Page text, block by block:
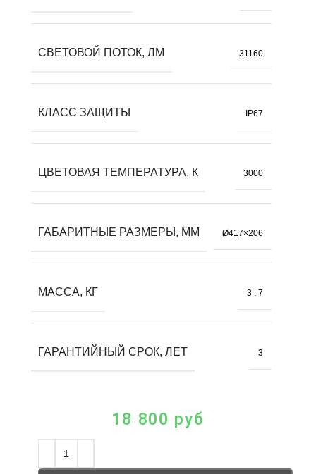
СВЕТОВОЙ ПОТОК, ЛМ 31160
КЛАСС ЗАЩИТЫ IP67
ЦВЕТОВАЯ ТЕМПЕРАТУРА, К 3000
ГАБАРИТНЫЕ РАЗМЕРЫ, ММ Ø417×206
МАССА, КГ 3 , 7
ГАРАНТИЙНЫЙ СРОК, ЛЕТ 3
18 800 руб